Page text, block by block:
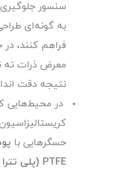
سنسور
به گونه‌ای
فراهم کنند،
معرض ذرات ته
نتیجه دقت
در محیط‌هایی
حسگرهایی با
PTFE (پلی تترا فلوئورواتیلن)